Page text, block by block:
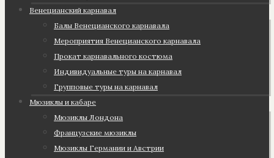
Венецианский карнавал
Балы Венецианского карнавала
Мероприятия Венецианского карнавала
Прокат карнавального костюма
Индивидуальные туры на карнавал
Групповые туры на карнавал
Мюзиклы и кабаре
Мюзиклы Лондона
Французские мюзиклы
Мюзиклы Германии и Австрии